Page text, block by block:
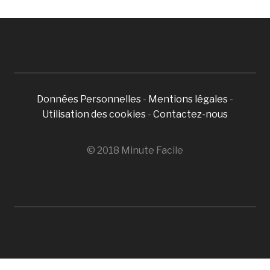
Données Personnelles - Mentions légales -
Utilisation des cookies - Contactez-nous
© 2018 Minute Facile